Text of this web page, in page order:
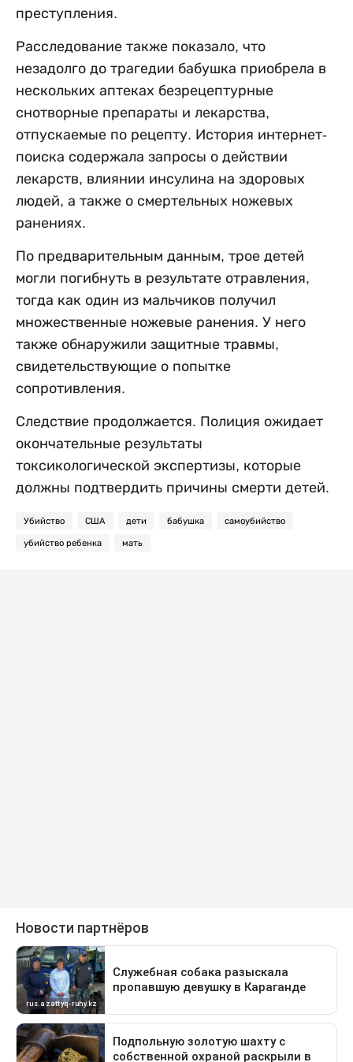
преступления.
Расследование также показало, что
незадолго до трагедии бабушка приобрела в
нескольких аптеках безрецептурные
снотворные препараты и лекарства,
отпускаемые по рецепту. История интернет-
поиска содержала запросы о действии
лекарств, влиянии инсулина на здоровых
людей, а также о смертельных ножевых
ранениях.
По предварительным данным, трое детей
могли погибнуть в результате отравления,
тогда как один из мальчиков получил
множественные ножевые ранения. У него
также обнаружили защитные травмы,
свидетельствующие о попытке
сопротивления.
Следствие продолжается. Полиция ожидает
окончательные результаты
токсикологической экспертизы, которые
должны подтвердить причины смерти детей.
Убийство США дети бабушка самоубийство
убийство ребенка мать